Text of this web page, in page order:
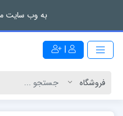
به وب سایت
|